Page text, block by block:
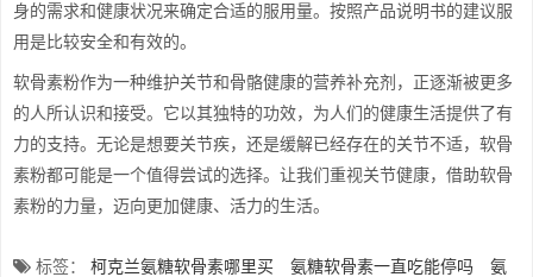
身的需求和健康状况来确定合适的服用量。按照产品说明书的建议服
用是比较安全和有效的。
软骨素粉作为一种维护关节和骨骼健康的营养补充剂，正逐渐被更多
的人所认识和接受。它以其独特的功效，为人们的健康生活提供了有
力的支持。无论是想要关节疾，还是缓解已经存在的关节不适，软骨
素粉都可能是一个值得尝试的选择。让我们重视关节健康，借助软骨
素粉的力量，迈向更加健康、活力的生活。
标签： 柯克兰氨糖软骨素哪里买 氨糖软骨素一直吃能停吗
氨